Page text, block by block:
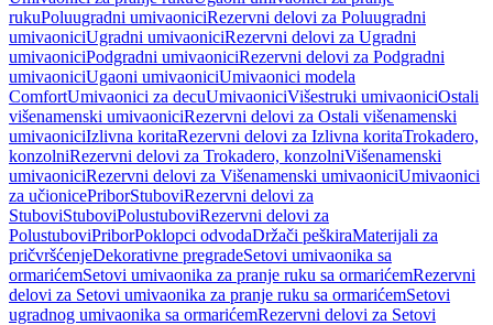
rukuPoluugradni umivaoniciRezervni delovi za Poluugradni
umivaoniciUgradni umivaoniciRezervni delovi za Ugradni
umivaoniciPodgradni umivaoniciRezervni delovi za Podgradni
umivaoniciUgaoni umivaoniciUmivaonici modela
ComfortUmivaonici za decuUmivaoniciVišestruki umivaoniciOstali
višenamenski umivaoniciRezervni delovi za Ostali višenamenski
umivaoniciIzlivna koritaRezervni delovi za Izlivna koritaTrokadero,
konzolniRezervni delovi za Trokadero, konzolniVišenamenski
umivaoniciRezervni delovi za Višenamenski umivaoniciUmivaonici
za učionicePriborStuboviRezervni delovi za
StuboviStuboviPolustuboviRezervni delovi za
PolustuboviPriborPoklopci odvodaDržači peškiraMaterijali za
pričvršćenjeDekorativne pregradeSetovi umivaonika sa
ormarićemSetovi umivaonika za pranje ruku sa ormarićemRezervni
delovi za Setovi umivaonika za pranje ruku sa ormarićemSetovi
ugradnog umivaonika sa ormarićemRezervni delovi za Setovi